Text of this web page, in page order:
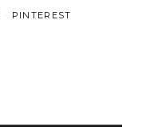
PINTEREST